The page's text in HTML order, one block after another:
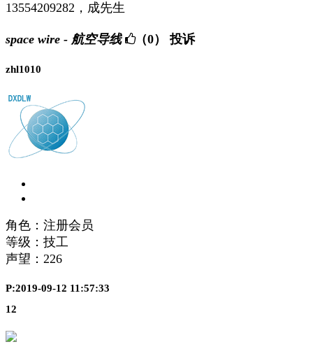
13554209282，成先生
space wire - 航空导线 （0） 投诉
zhl1010
角色：注册会员
等级：技工
声望： 226
P:2019-09-12 11:57:33
12